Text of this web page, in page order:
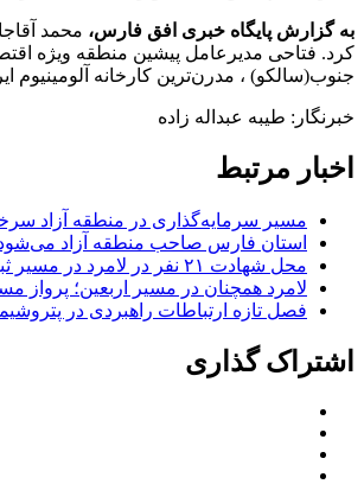
به گزارش پایگاه خبری افق فارس، محمد
کرد. فتاحی مدیرعامل پیشین منطقه ویژه
جنوب(سالکو) ، مدرن‌ترین کارخانه
خبرنگار: طیبه عبداله زاده
اخبار مرتبط
مسیر سرمایه‌گذاری در منطقه آزاد
استان فارس صاحب منطقه آزاد
محل شهادت ۲۱ نفر در لامرد در مسیر ثبت ملی قرار گرفت
لامرد همچنان در مسیر اربعین؛
فصل تازه ارتباطات راهبردی در
اشتراک گذاری